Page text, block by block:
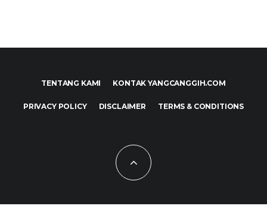
TENTANG KAMI KONTAK YANGCANGGIH.COM
PRIVACY POLICY DISCLAIMER TERMS & CONDITIONS